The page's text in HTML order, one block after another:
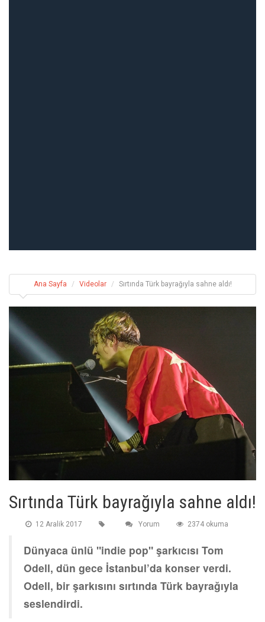
Ana Sayfa Videolar Sırtında Türk bayrağıyla sahne aldı!
Sırtında Türk bayrağıyla sahne aldı!
12 Aralik 2017 Yorum 2374 okuma
Dünyaca ünlü "indie pop" şarkıcısı Tom
Odell, dün gece İstanbul’da konser verdi.
Odell, bir şarkısını sırtında Türk bayrağıyla
seslendirdi.